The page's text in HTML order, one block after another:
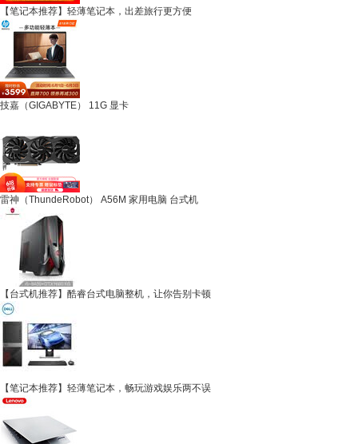
【笔记本推荐】轻薄笔记本，出差旅行更方便
技嘉（GIGABYTE） 11G 显卡
雷神（ThundeRobot） A56M 家用电脑 台式机
【台式机推荐】酷睿台式电脑整机，让你告别卡顿
【笔记本推荐】轻薄笔记本，畅玩游戏娱乐两不误